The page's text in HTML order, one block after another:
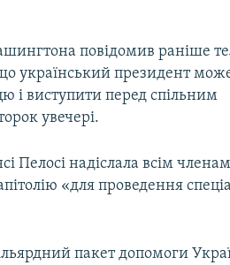
повідомив раніше
український президент
і виступити перед спільним
увечері.
Пелосі надіслала всім
«для проведення
пакет допомоги